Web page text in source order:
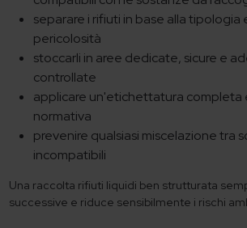
separare i rifiuti in base alla tipologia
pericolosità
stoccarli in aree dedicate, sicure e
controllate
applicare un'etichettatura completa
normativa
prevenire qualsiasi miscelazione tra
incompatibili
Una raccolta rifiuti liquidi ben strutturata
successive e riduce sensibilmente i rischi